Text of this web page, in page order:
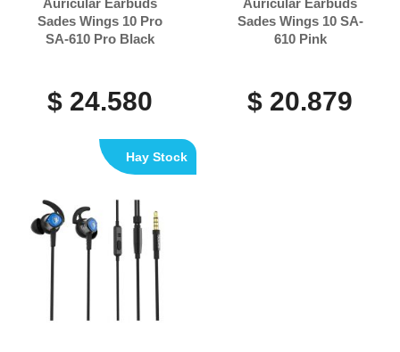
Auricular Earbuds
Sades Wings 10 Pro
SA-610 Pro Black
$ 24.580
Auricular Earbuds
Sades Wings 10 SA-
610 Pink
$ 20.879
Hay Stock